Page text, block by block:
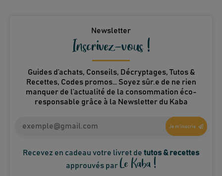
Newsletter
Inscrivez-vous !
Guides d’achats, Conseils, Décryptages, Tutos &
Recettes, Codes promos… Soyez sûr.e de ne rien
manquer de l’actualité de la consommation éco-
responsable grâce à la Newsletter du Kaba
Je m'inscris
Recevez en cadeau votre livret de tutos & recettes
approuvés par Le Kaba !